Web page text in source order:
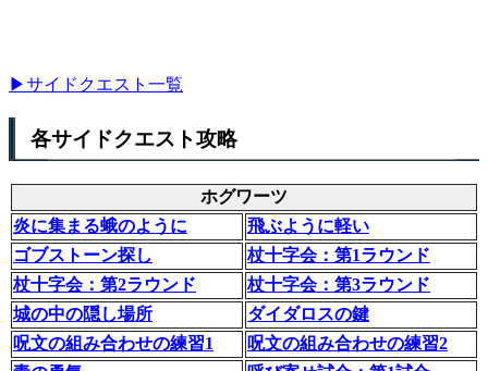
▶サイドクエスト一覧
各サイドクエスト攻略
ホグワーツ
炎に集まる蛾のように
飛ぶように軽い
ゴブストーン探し
杖十字会：第1ラウンド
杖十字会：第2ラウンド
杖十字会：第3ラウンド
城の中の隠し場所
ダイダロスの鍵
呪文の組み合わせの練習1
呪文の組み合わせの練習2